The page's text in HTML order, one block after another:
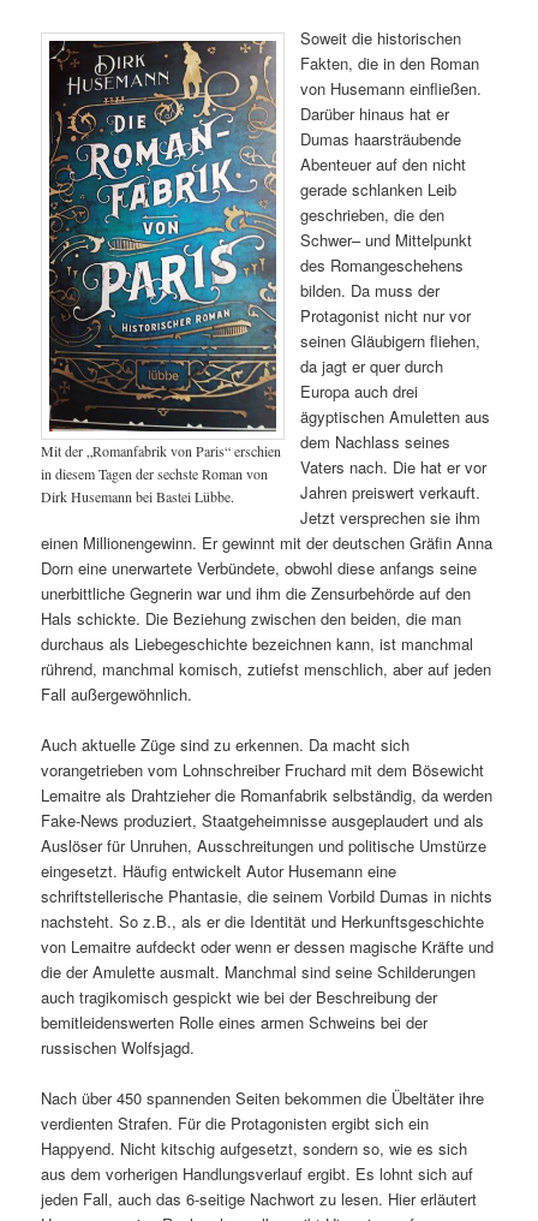
Mit der „Romanfabrik von Paris“ erschien
in diesem Tagen der sechste Roman von
Dirk Husemann bei Bastei Lübbe.
Soweit die historischen
Fakten, die in den Roman
von Husemann einfließen.
Darüber hinaus hat er
Dumas haarsträubende
Abenteuer auf den nicht
gerade schlanken Leib
geschrieben, die den
Schwer– und Mittelpunkt
des Romangeschehens
bilden. Da muss der
Protagonist nicht nur vor
seinen Gläubigern fliehen,
da jagt er quer durch
Europa auch drei
ägyptischen Amuletten aus
dem Nachlass seines
Vaters nach. Die hat er vor
Jahren preiswert verkauft.
Jetzt versprechen sie ihm
einen Millionengewinn. Er gewinnt mit der deutschen Gräfin Anna
Dorn eine unerwartete Verbündete, obwohl diese anfangs seine
unerbittliche Gegnerin war und ihm die Zensurbehörde auf den
Hals schickte. Die Beziehung zwischen den beiden, die man
durchaus als Liebegeschichte bezeichnen kann, ist manchmal
rührend, manchmal komisch, zutiefst menschlich, aber auf jeden
Fall außergewöhnlich.
Auch aktuelle Züge sind zu erkennen. Da macht sich
vorangetrieben vom Lohnschreiber Fruchard mit dem Bösewicht
Lemaitre als Drahtzieher die Romanfabrik selbständig, da werden
Fake-News produziert, Staatgeheimnisse ausgeplaudert und als
Auslöser für Unruhen, Ausschreitungen und politische Umstürze
eingesetzt. Häufig entwickelt Autor Husemann eine
schriftstellerische Phantasie, die seinem Vorbild Dumas in nichts
nachsteht. So z.B., als er die Identität und Herkunftsgeschichte
von Lemaitre aufdeckt oder wenn er dessen magische Kräfte und
die der Amulette ausmalt. Manchmal sind seine Schilderungen
auch tragikomisch gespickt wie bei der Beschreibung der
bemitleidenswerten Rolle eines armen Schweins bei der
russischen Wolfsjagd.
Nach über 450 spannenden Seiten bekommen die Übeltäter ihre
verdienten Strafen. Für die Protagonisten ergibt sich ein
Happyend. Nicht kitschig aufgesetzt, sondern so, wie es sich
aus dem vorherigen Handlungsverlauf ergibt. Es lohnt sich auf
jeden Fall, auch das 6-seitige Nachwort zu lesen. Hier erläutert